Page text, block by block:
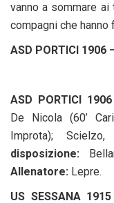
vanno a sommare
compagni che
ASD PORTICI 1906
ASD PORTICI
De Nicola (60’
Improta);
disposizione:
Allenatore: Lepre.
US SESSANA